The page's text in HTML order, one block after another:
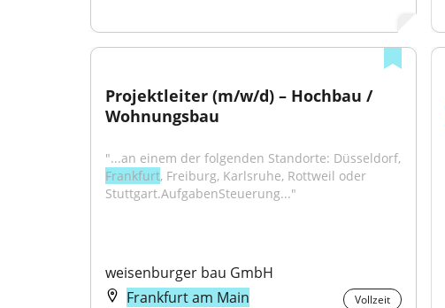
Projektleiter (m/w/d) – Hochbau /
Wohnungsbau
Frankfurt, Freiburg, Karlsruhe, Rottweil oder
Stuttgart.AufgabenSteuerung..."
weisenburger bau GmbH
Frankfurt am Main
Vollzeit